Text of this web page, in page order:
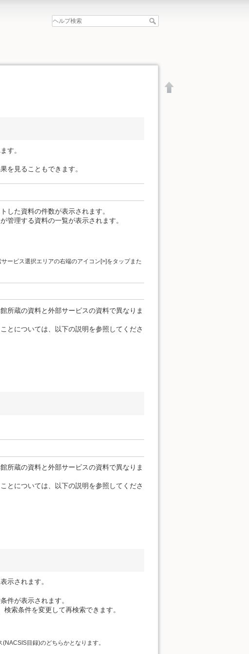
す。
を見ることもできます。
した資料の件数が表示されます。
管理する資料の一覧が表示されます。
ービス選択エリアの右端のアイコン[>]をタップまた
所蔵の資料と外部サービスの資料で異なりま
とについては、以下の説明を参照してくださ
所蔵の資料と外部サービスの資料で異なりま
とについては、以下の説明を参照してくださ
示されます。
件が表示されます。
索条件を変更して再検索できます。
目録)のどちらかとなります。